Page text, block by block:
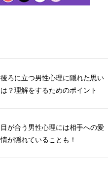
後ろに立つ男性心理に隠れた思い
は？理解をするためのポイント
目が合う男性心理には相手への愛
情が隠れていることも！